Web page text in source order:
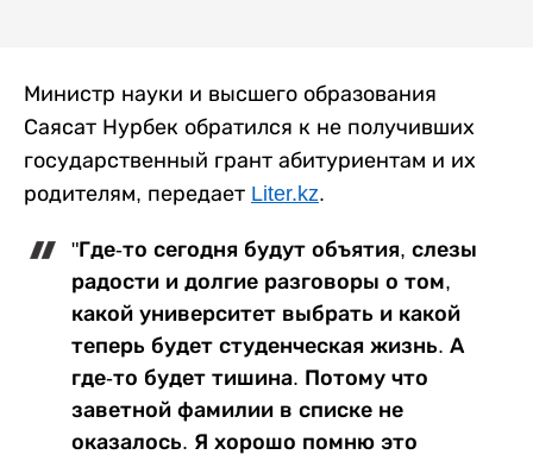
Министр науки и высшего образования
Саясат Нурбек обратился к не получивших
государственный грант абитуриентам и их
родителям, передает Liter.kz.
"Где-то сегодня будут объятия, слезы
радости и долгие разговоры о том,
какой университет выбрать и какой
теперь будет студенческая жизнь. А
где-то будет тишина. Потому что
заветной фамилии в списке не
оказалось. Я хорошо помню это